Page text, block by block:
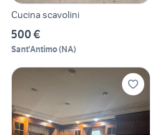
Cucina scavolini
500 €
Sant'Antimo(NA)